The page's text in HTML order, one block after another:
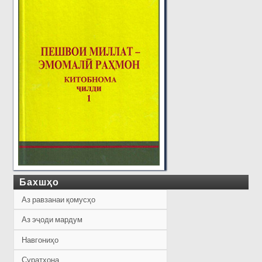
Бахшҳо
Аз равзанаи қомусҳо
Аз эҷоди мардум
Навгониҳо
Суратхона